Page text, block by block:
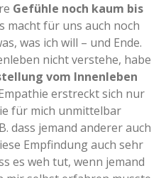
Gefühle noch kaum bis
macht für uns auch noch
was ich will – und Ende.
nicht verstehe, habe
vom Innenleben
erstreckt sich nur
für mich unmittelbar
dass jemand anderer auch
Empfindung auch sehr
es weh tut, wenn jemand